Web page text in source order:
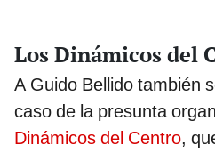
Los Dinámicos del
A Guido Bellido también
caso de la presunta
Dinámicos del Centro,